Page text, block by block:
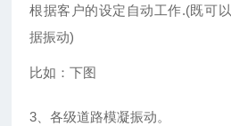
根据客户的设定自动工作.(既可
据振动)
比如：下图
3、各级道路模凝振动。